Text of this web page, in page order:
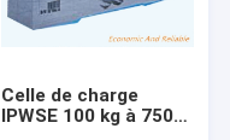
Celle de charge
IPWSE 100 kg à 750